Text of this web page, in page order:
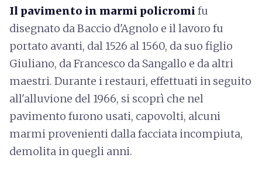
Il pavimento in marmi policromi fu
disegnato da Baccio d'Agnolo e il lavoro fu
portato avanti, dal 1526 al 1560, da suo figlio
Giuliano, da Francesco da Sangallo e da altri
maestri. Durante i restauri, effettuati in seguito
all'alluvione del 1966, si scoprì che nel
pavimento furono usati, capovolti, alcuni
marmi provenienti dalla facciata incompiuta,
demolita in quegli anni.